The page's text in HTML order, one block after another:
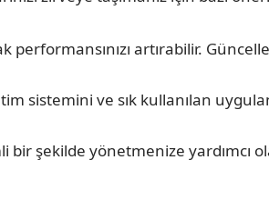
performansınızı artırabilir.
sistemini ve sık kullanılan
bir şekilde yönetmenize yardımcı